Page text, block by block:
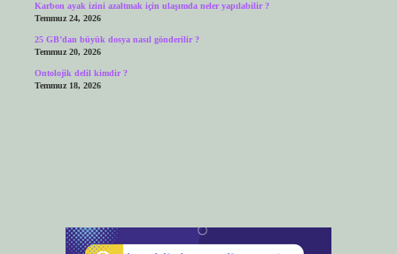
Karbon ayak izini azaltmak için ulaşımda neler yapılabilir ?
Temmuz 24, 2026
25 GB’dan büyük dosya nasıl gönderilir ?
Temmuz 20, 2026
Ontolojik delil kimdir ?
Temmuz 18, 2026